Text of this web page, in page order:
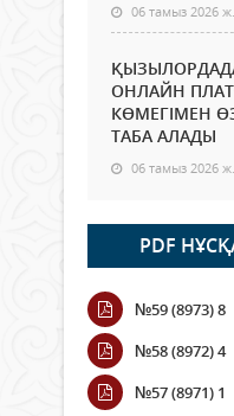
06 тамыз 2026 ж.
ОНЛАЙН
КӨМЕГІМЕН
ТАБА АЛАДЫ
06 тамыз 2026 ж.
Open Air:
полиция
мыңнан
қауіпсіздігін
06 тамыз 2026 ж.
Wi-Fi
ӨТЕДІ?
PDF
№59 (8973) 8
№58 (8972) 4
№57 (8971) 1